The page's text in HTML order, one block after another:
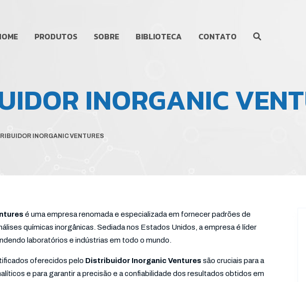
PRODUTOS SOBRE BIBLIOTECA CONTATO
INORGANIC
INORGANIC VENTURES
é uma empresa renomada e especializada em fornecer padrões de
químicas inorgânicas. Sediada nos Estados Unidos, a empresa é líder
laboratórios e indústrias em todo o mundo.
oferecidos pelo Distribuidor Inorganic Venturessão cruciais para a
e para garantir a precisão e a confiabilidade dos resultados obtidos em